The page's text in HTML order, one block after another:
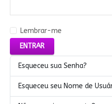
Lembrar-me
ENTRAR
Esqueceu sua Senha?
Esqueceu seu Nome de